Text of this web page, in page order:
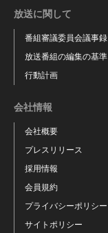
放送に関して
番組審議委員会議事録
放送番組の編集の基準
行動計画
会社情報
会社概要
プレスリリース
採用情報
会員規約
プライバシーポリシー
サイトポリシー